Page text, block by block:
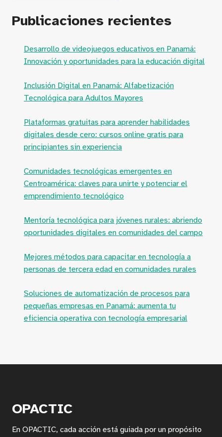
Publicaciones recientes
Desarrollo de videojuegos educativos en Panamá:
Innovación y oportunidades para la educación digital
Inclusión Digital en Panamá: Alfabetización
Tecnológica para Adultos Mayores
Plataformas gratuitas para aprender habilidades
digitales desde cero: cursos online gratis para
principiantes sin experiencia
Comunidades tecnológicas emergentes en
Centroamérica: claves para unirte y potenciar el
emprendimiento tecnológico
Mentoría tecnológica para jóvenes rurales: abriendo
oportunidades digitales en comunidades del campo
Mejores métodos para capacitar en tecnología a
personas de tercera edad en comunidades rurales
Soluciones de automatización de procesos para
pequeñas empresas en Panamá: aumenta tu
eficiencia operativa con tecnología empresarial
OPACTIC
En OPACTIC, cada acción está guiada por un propósito